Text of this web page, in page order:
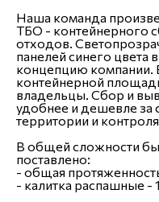
Наша команда
ТБО - контейнерного
отходов.
панелей синего цвета
концепцию компании.
контейнерной
владельцы. Сбор и
удобнее и дешевле за
территории и
В общей сложности
поставлено:
- общая
- калитка распашные -